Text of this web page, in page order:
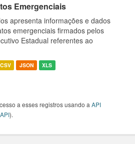
Emergenciais
apresenta informações e dados
emergenciais firmados pelos
Estadual referentes ao
CSV JSON XLS
a esses registros usando a API
).